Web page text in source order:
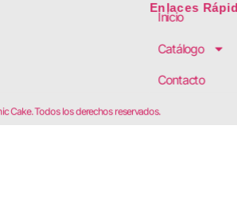
Enlaces
Inicio
Catálogo
Contacto
Cake. Todos los derechos reservados.